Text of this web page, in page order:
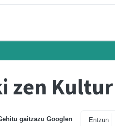
zen Kultur
gaitzazu Googlen Entzun